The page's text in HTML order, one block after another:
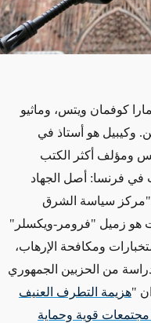
تمارا كوفمان ويتس، وماثيو
وكيبيل هو أستاذ في
ومؤلف أكثر الكتب
في فرنسا: أصل الجهاد
"مركز سياسة الشرق
هو زميل "فرومر-ويكسلر"
ومكافحة الإرهاب،
من الحزبين الجمهوري
"هزيمة التطرف العنيف
مجتمعات قوية وحماية